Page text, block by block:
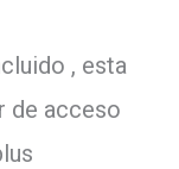
, esta
de acceso